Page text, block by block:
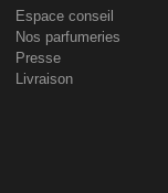
Espace conseil
Nos parfumeries
Presse
Livraison